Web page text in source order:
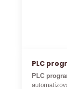
PLC
PLC